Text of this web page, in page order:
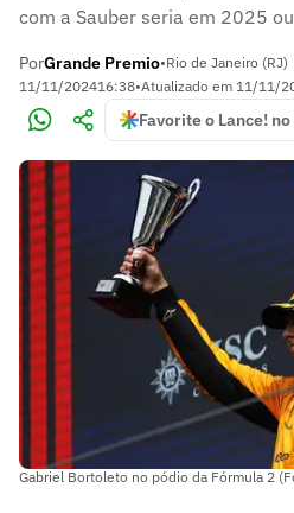
com a Sauber seria em 2025
PorGrande Premio•Rio de Janeiro (RJ)
11/11/202416:38•Atualizado em 11/11/
Favorite o Lance!
Gabriel Bortoleto no pódio da Fórmula 2